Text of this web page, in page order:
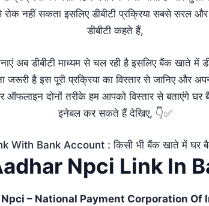
रोक नहीं सकता इसलिए डीबीटी प्रक्रिया सबसे सरल
डीबीटी कहते हैं,
अब डीबीटी माध्यम से चल रही है इसलिए बैंक खाते में
जरूरी है इस पूरी प्रक्रिया का विस्तार से जानिए और
दोनों तरीके हम आपको विस्तार से बताएंगे घर
इनेबल कर सकते हैं देखिए, 👇✅
Npci Link In
Npci – National Payment Corporation Of